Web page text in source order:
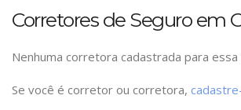
Corretores de Seguro em
Nenhuma corretora cadastrada para essa
Se você é corretor ou corretora,